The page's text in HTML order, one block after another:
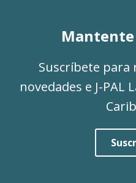
Suscríbete para
novedades e J-PAL